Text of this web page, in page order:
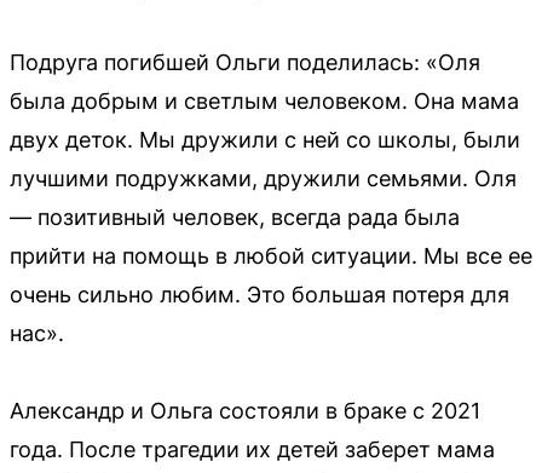
Подруга погибшей Ольги поделилась: «Оля
была добрым и светлым человеком. Она мама
двух деток. Мы дружили с ней со школы, были
лучшими подружками, дружили семьями. Оля
— позитивный человек, всегда рада была
прийти на помощь в любой ситуации. Мы все ее
очень сильно любим. Это большая потеря для
нас».
Александр и Ольга состояли в браке с 2021
года. После трагедии их детей заберет мама